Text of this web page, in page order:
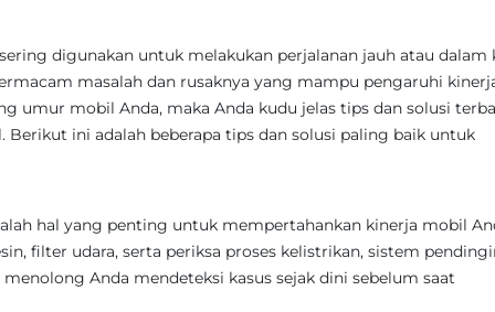
digunakan untuk melakukan perjalanan jauh atau dalam
masalah dan rusaknya yang mampu pengaruhi
umur mobil Anda, maka Anda kudu jelas tips dan solusi
ini adalah beberapa tips dan solusi paling baik untuk
hal yang penting untuk mempertahankan kinerja mobil
filter udara, serta periksa proses kelistrikan, sistem
Anda mendeteksi kasus sejak dini sebelum saat